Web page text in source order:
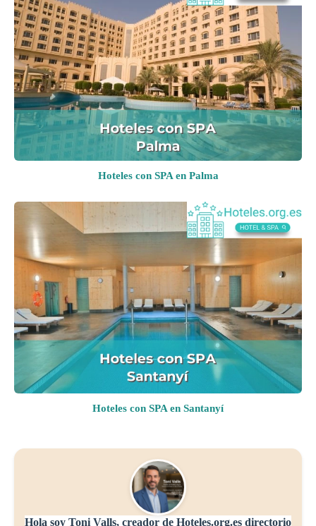
Hoteles con SPA en Palma
Hoteles con SPA en Santanyí
Hola soy Toni Valls, creador de Hoteles.org.es directorio